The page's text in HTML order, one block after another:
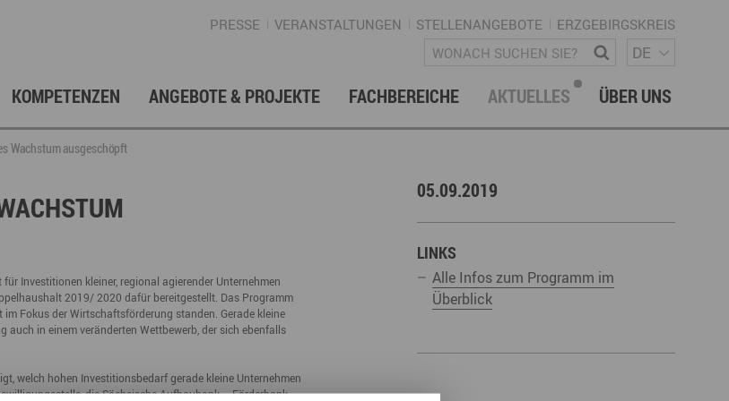
PRESSE VERANSTALTUNGEN STELLENANGEBOTE ERZGEBIRGSKREIS
Wonach suchen Sie? DE
KOMPETENZEN
Förderung & Investition
Gewerbeflächen – Immobilien
ANGEBOTE & PROJEKTE FACHBEREICHE
& Studienorientierung
für Schüler
Angebote für Lehrer
Schule-Wirtschaft
Strategie
AKTUELLES ÜBER UNS
Wachstum ausgeschöpft
Investitionen kleiner, regional agierender Unternehmen
2019/ 2020 dafür bereitgestellt. Das Programm
Fokus der Wirtschaftsförderung standen. Gerade kleine
in einem veränderten Wettbewerb, der sich ebenfalls
welch hohen Investitionsbedarf gerade kleine Unternehmen
die Sächsische Aufbaubank – Förderbank –
05.09.2019
LINKS
Alle Infos zum Programm im
Überblick